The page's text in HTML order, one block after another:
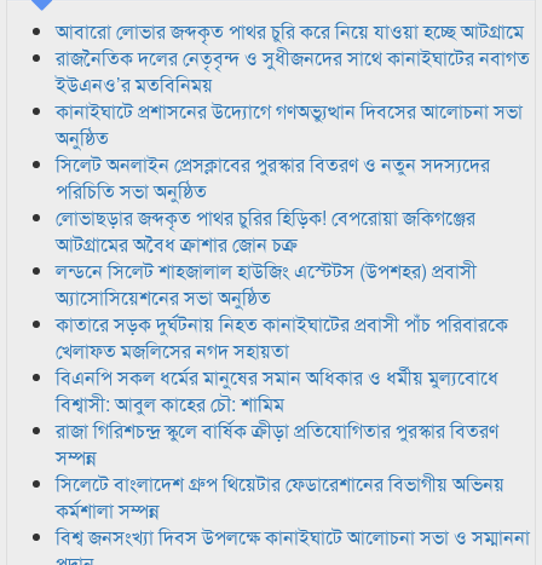
আবারো লোভার জব্দকৃত পাথর চুরি করে নিয়ে যাওয়া হচ্ছে আটগ্রামে
রাজনৈতিক দলের নেতৃবৃন্দ ও সুধীজনদের সাথে কানাইঘাটের নবাগত
ইউএনও’র মতবিনিময়
কানাইঘাটে প্রশাসনের উদ্যোগে গণঅভ্যুত্থান দিবসের আলোচনা সভা
অনুষ্ঠিত
সিলেট অনলাইন প্রেসক্লাবের পুরস্কার বিতরণ ও নতুন সদস্যদের
পরিচিতি সভা অনুষ্ঠিত
লোভাছড়ার জব্দকৃত পাথর চুরির হিড়িক! বেপরোয়া জকিগঞ্জের
আটগ্রামের অবৈধ ক্রাশার জোন চক্র
লন্ডনে সিলেট শাহজালাল হাউজিং এস্টেটস (উপশহর) প্রবাসী
অ্যাসোসিয়েশনের সভা অনুষ্ঠিত
কাতারে সড়ক দুর্ঘটনায় নিহত কানাইঘাটের প্রবাসী পাঁচ পরিবারকে
খেলাফত মজলিসের নগদ সহায়তা
বিএনপি সকল ধর্মের মানুষের সমান অধিকার ও ধর্মীয় মুল্যবোধে
বিশ্বাসী: আবুল কাহের চৌ: শামিম
রাজা গিরিশচন্দ্র স্কুলে বার্ষিক ক্রীড়া প্রতিযোগিতার পুরস্কার বিতরণ
সম্পন্ন
সিলেটে বাংলাদেশ গ্রুপ থিয়েটার ফেডারেশানের বিভাগীয় অভিনয়
কর্মশালা সম্পন্ন
বিশ্ব জনসংখ্যা দিবস উপলক্ষে কানাইঘাটে আলোচনা সভা ও সম্মাননা